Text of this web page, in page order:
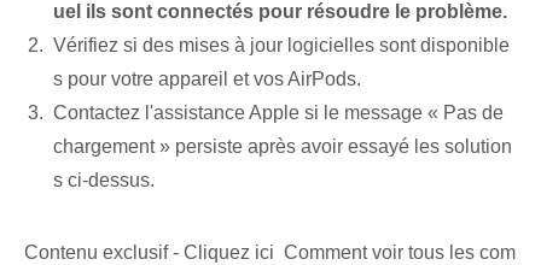
uel ils sont connectés pour résoudre le problème.
Vérifiez si des mises à jour logicielles sont disponible
s pour votre appareil et vos AirPods.
Contactez l'assistance Apple si le message « Pas de
chargement » persiste après avoir essayé les solution
s ci-dessus.
Contenu exclusif - Cliquez ici Comment voir tous les com